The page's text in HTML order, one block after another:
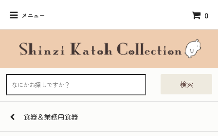
メニュー 0
検索
食器＆業務用食器